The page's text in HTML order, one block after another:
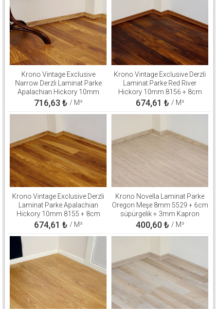
Krono Vintage Exclusive
Narrow Derzli Laminat Parke
Apalachian Hickory 10mm
8155 + 8cm süpürgelik + 3mm
Kapron Takım
716,63 ₺ / M²
Krono Vintage Exclusive Derzli
Laminat Parke Red River
Hickory 10mm 8156 + 8cm
süpürgelik + 3mm Kapron
Takım
674,61 ₺ / M²
Krono Vintage Exclusive Derzli
Laminat Parke Apalachian
Hickory 10mm 8155 + 8cm
süpürgelik + 3mm Kapron
Takım
674,61 ₺ / M²
Krono Novella Laminat Parke
Oregon Meşe 8mm 5529 + 6cm
süpürgelik + 3mm Kapron
Takım
400,60₺ / M²